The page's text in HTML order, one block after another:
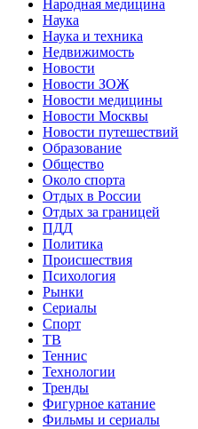
Народная медицина
Наука
Наука и техника
Недвижимость
Новости
Новости ЗОЖ
Новости медицины
Новости Москвы
Новости путешествий
Образование
Общество
Около спорта
Отдых в России
Отдых за границей
ПДД
Политика
Происшествия
Психология
Рынки
Сериалы
Спорт
ТВ
Теннис
Технологии
Тренды
Фигурное катание
Фильмы и сериалы